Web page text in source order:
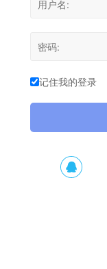
记住我的登录